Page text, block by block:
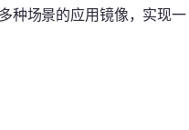
种场景的应用镜像，实现一